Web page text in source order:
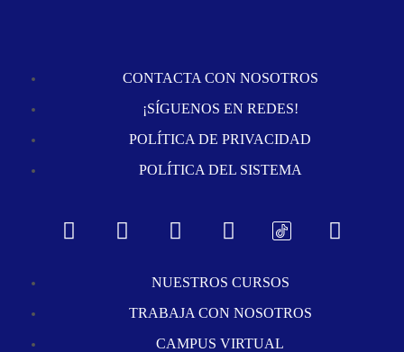
CONTACTA CON NOSOTROS
¡SÍGUENOS EN REDES!
POLÍTICA DE PRIVACIDAD
POLÍTICA DEL SISTEMA
NUESTROS CURSOS
TRABAJA CON NOSOTROS
CAMPUS VIRTUAL